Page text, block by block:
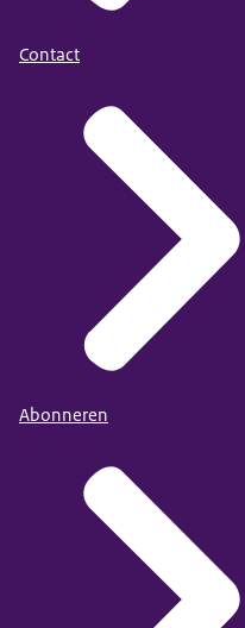
Contact
Abonneren